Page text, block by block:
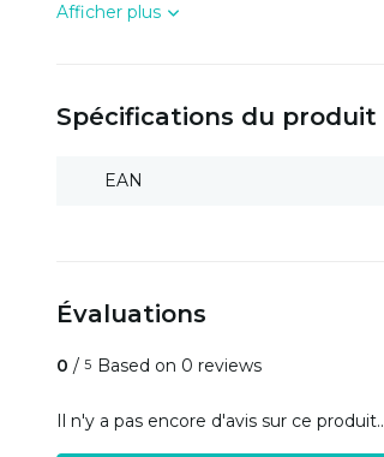
Afficher plus
Spécifications du produit
EAN
Évaluations
0 / 5 Based on 0 reviews
Il n'y a pas encore d'avis sur ce produit..